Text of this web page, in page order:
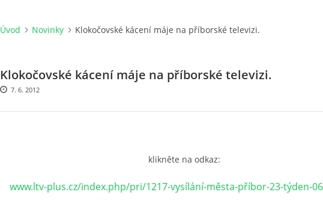
Úvod Novinky Klokočovské kácení máje na příborské televizi.
Klokočovské kácení máje na příborské televizi.
7. 6. 2012
klikněte na odkaz:
www.ltv-plus.cz/index.php/pri/1217-vysílání-města-příbor-23-týden-